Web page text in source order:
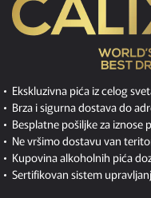
Ekskluzivna pića iz celog
Brza i sigurna dostava do
Besplatne pošiljke za iznose
Ne vršimo dostavu van
Kupovina alkoholnih pića
Sertifikovan sistem